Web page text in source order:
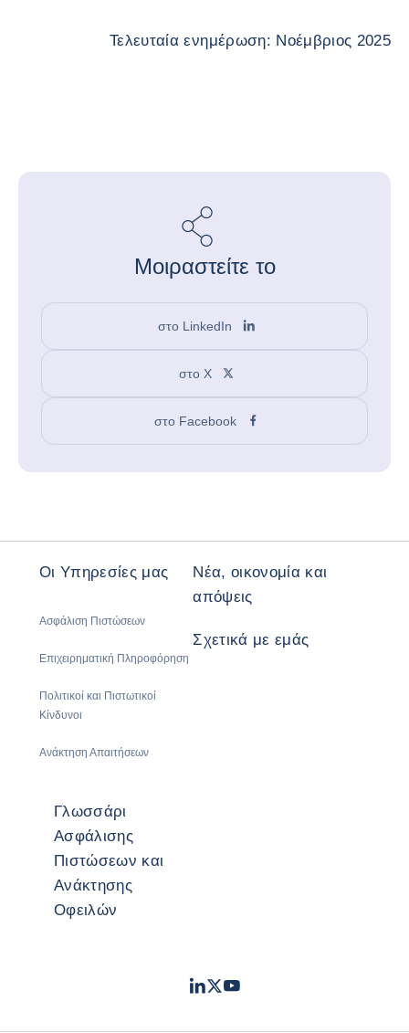
Τελευταία ενημέρωση: Νοέμβριος 2025
Μοιραστείτε το
στο LinkedIn
στο X
στο Facebook
Οι Υπηρεσίες μας
Ασφάλιση Πιστώσεων
Επιχειρηματική Πληροφόρηση
Πολιτικοί και Πιστωτικοί
Κίνδυνοι
Ανάκτηση Απαιτήσεων
Νέα, οικονομία και
απόψεις
Σχετικά με εμάς
Γλωσσάρι
Ασφάλισης
Πιστώσεων και
Ανάκτησης
Οφειλών
LinkedIn
TwitterYoutube